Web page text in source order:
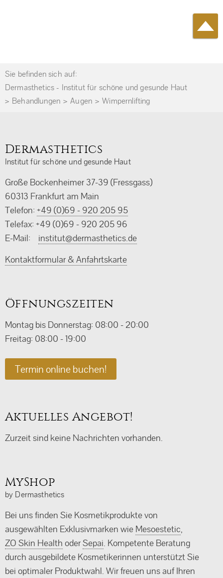
Sie befinden sich auf:
Dermasthetics - Institut für schöne und gesunde Haut
Behandlungen
Augen Wimpernlifting
Dermasthetics
Institut für schöne und gesunde Haut
Große Bockenheimer 37-39 (Fressgass)
60313 Frankfurt am Main
Telefon: +49 (0)69 - 920 205 95
Telefax: +49 (0)69 - 920 205 96
E-Mail: ed.scitehtsamred@tutitsni
Kontaktformular & Anfahrtskarte
Öffnungszeiten
Montag bis Donnerstag: 08:00 - 20:00
Freitag: 08:00 - 19:00
Termin online buchen!
Aktuelles Angebot!
Zurzeit sind keine Nachrichten vorhanden.
MyShop
by Dermasthetics
Bei uns finden Sie Kosmetikprodukte von
ausgewählten Exklusivmarken wie Mesoestetic,
ZO Skin Health oderSepai. Kompetente Beratung
durch ausgebildete Kosmetikerinnen unterstützt Sie
bei optimaler Produktwahl. Wir freuen uns auf Ihren